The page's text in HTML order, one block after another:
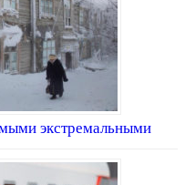
экстремальными